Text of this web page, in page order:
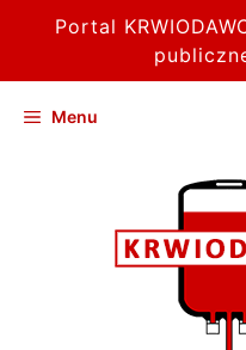
Portal
Menu